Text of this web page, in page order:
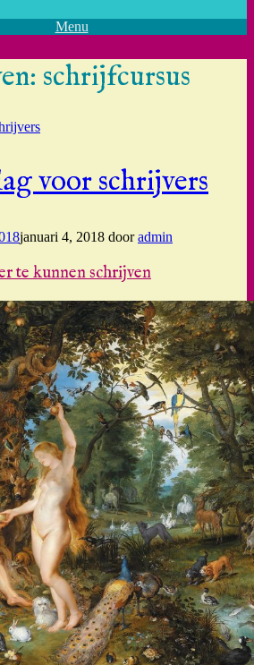
Menu
schrijfcursus
voor schrijvers
januari 4, 2018 dooradmin
te kunnen schrijven